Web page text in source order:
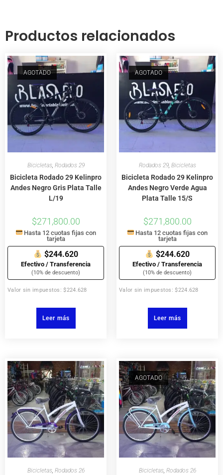
Productos relacionados
AGOTADO
Bicicletas, Rodados 29
Bicicleta Rodado 29 Kelinpro
Andes Negro Gris Plata Talle
L/19
$271,800.00
Hasta 12 cuotas fijas con
tarjeta
$244.620
Efectivo / Transferencia
(10% de descuento)
Valor sin impuestos: $224.628
Leer más
AGOTADO
Rodados 29, Bicicletas
Bicicleta Rodado 29 Kelinpro
Andes Negro Verde Agua
Plata Talle 15/S
$271,800.00
Hasta 12 cuotas fijas con
tarjeta
$244.620
Efectivo / Transferencia
(10% de descuento)
Valor sin impuestos: $224.628
Leer más
Bicicletas, Rodados 26
AGOTADO
Bicicletas, Rodados 26